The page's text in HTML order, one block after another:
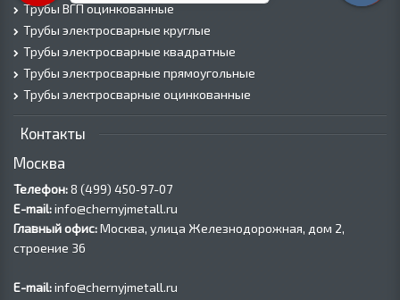
Трубы ВГП оцинкованные
Трубы электросварные круглые
Трубы электросварные квадратные
Трубы электросварные прямоугольные
Трубы электросварные оцинкованные
Контакты
Москва
Телефон:8 (499) 450‑97-07
E-mail:info@chernyjmetall.ru
Главный офис:Москва, улица Железнодорожная, дом 2,
строение 36
E-mail:info@chernyjmetall.ru